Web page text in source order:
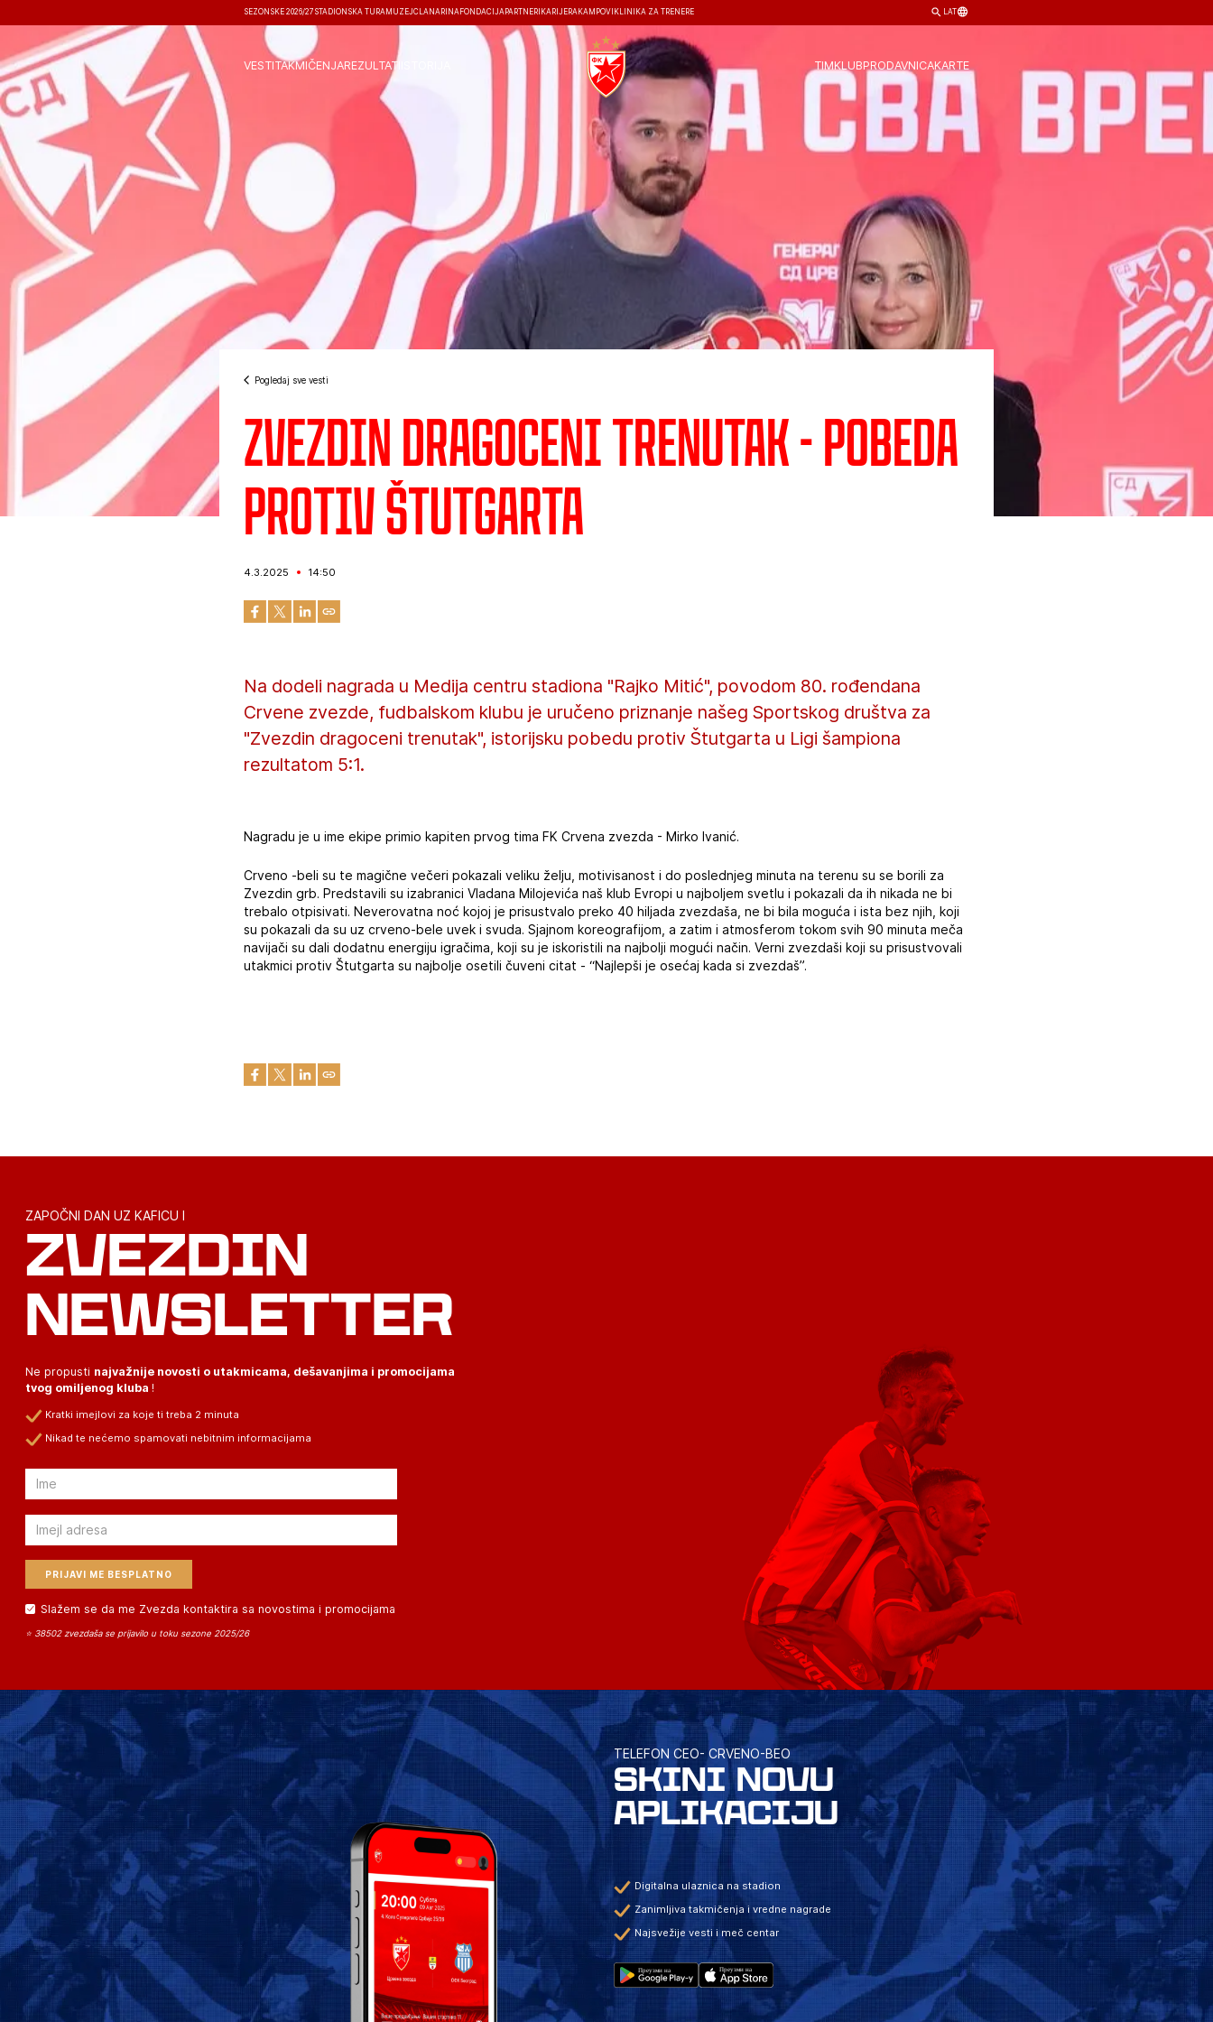
SEZONSKE 2026/27 STADIONSKA TURA MUZEJČLANARINA FONDACIJA PARTNERI KARIJERA KAMPOVI KLINIKA ZA TRENERE LAT
VESTITAKMIČENJAREZULTATI TIMKLUBPRODAVNICAKARTE
Pogledaj sve vesti
Zvezdin dragoceni trenutak - pobeda
protiv Štutgarta
4.3.2025 14:50
Na dodeli nagrada u Medija centru stadiona "Rajko Mitić", povodom 80. rođendana
Crvene zvezde, fudbalskom klubu je uručeno priznanje našeg Sportskog društva za
"Zvezdin dragoceni trenutak", istorijsku pobedu protiv Štutgarta u Ligi šampiona
rezultatom 5:1.
Nagradu je u ime ekipe primio kapiten prvog tima FK Crvena zvezda - Mirko Ivanić.
Crveno -beli su te magične večeri pokazali veliku želju, motivisanost i do poslednjeg minuta na terenu su se borili za
Zvezdin grb. Predstavili su izabranici Vladana Milojevića naš klub Evropi u najboljem svetlu i pokazali da ih nikada ne bi
trebalo otpisivati. Neverovatna noć kojoj je prisustvalo preko 40 hiljada zvezdaša, ne bi bila moguća i ista bez njih, koji
su pokazali da su uz crveno-bele uvek i svuda. Sjajnom koreografijom, a zatim i atmosferom tokom svih 90 minuta meča
navijači su dali dodatnu energiju igračima, koji su je iskoristili na najbolji mogući način. Verni zvezdaši koji su prisustvovali
utakmici protiv Štutgarta su najbolje osetili čuveni citat - “Najlepši je osećaj kada si zvezdaš”.
ZAPOČNI DAN UZ KAFICU I
ZVEZDIN
NEWSLETTER
Ne propusti najvažnije novosti o utakmicama, dešavanjima i promocijama
tvog omiljenog kluba !
Kratki imejlovi za koje ti treba 2 minuta
Nikad te nećemo spamovati nebitnim informacijama
Email
Email
Slažem se da me Zvezda kontaktira sa novostima i promocijama
⭐ 38502 zvezdaša se prijavilo u toku sezone 2025/26
TELEFON CEO- CRVENO-BEO
SKINI NOVU
APLIKACIJU
Digitalna ulaznica na stadion
Zanimljiva takmičenja i vredne nagrade
Najsvežije vesti i meč centar